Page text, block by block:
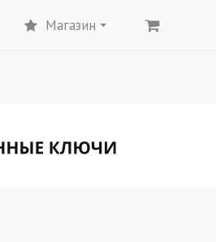
Магазин